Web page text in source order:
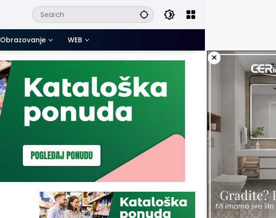
Obrazovanje WEB
×